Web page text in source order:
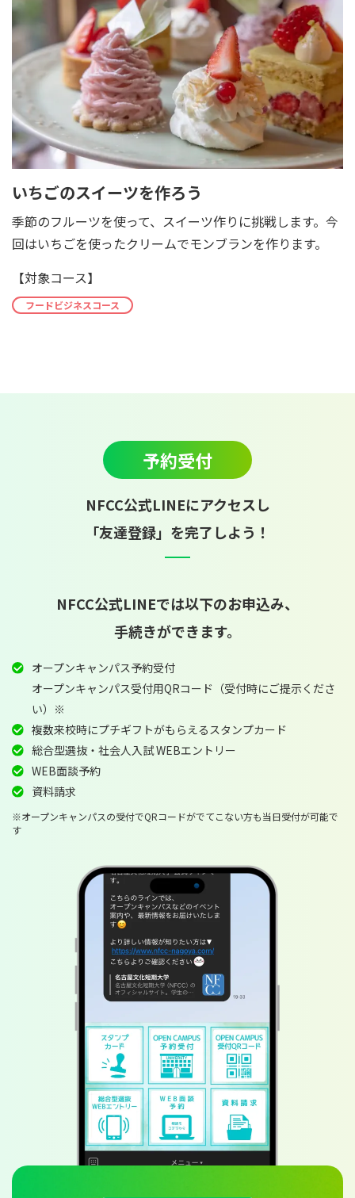
いちごのスイーツを作ろう
季節のフルーツを使って、スイーツ作りに挑戦します。今
回はいちごを使ったクリームでモンブランを作ります。
【対象コース】
フードビジネスコース
予約受付
NFCC公式LINEにアクセスし
「友達登録」を完了しよう！
NFCC公式LINEでは以下のお申込み、
手続きができます。
オープンキャンパス予約受付
オープンキャンパス受付用QRコード（受付時にご提示くださ
い）※
複数来校時にプチギフトがもらえるスタンプカード
総合型選抜・社会人入試 WEBエントリー
WEB面談予約
資料請求
※オープンキャンパスの受付でQRコードがでてこない方も当日受付が可能で
す